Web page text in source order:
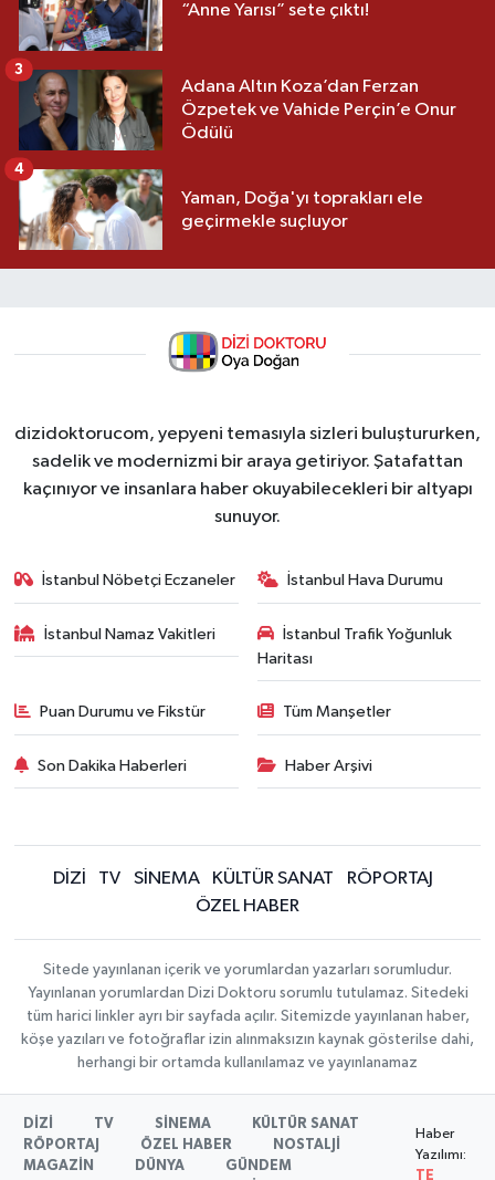
“Anne Yarısı” sete çıktı!
Adana Altın Koza’dan Ferzan
Özpetek ve Vahide Perçin’e Onur
Ödülü
3
Yaman, Doğa'yı toprakları ele
geçirmekle suçluyor
4
dizidoktorucom, yepyeni temasıyla sizleri buluştururken,
sadelik ve modernizmi bir araya getiriyor. Şatafattan
kaçınıyor ve insanlara haber okuyabilecekleri bir altyapı
sunuyor.
İstanbul Nöbetçi Eczaneler İstanbul Hava Durumu
İstanbul Namaz Vakitleri
İstanbul Trafik Yoğunluk
Haritası
Puan Durumu ve Fikstür Tüm Manşetler
Son Dakika Haberleri Haber Arşivi
DİZİ TV SİNEMA KÜLTÜR SANAT
RÖPORTAJ
ÖZEL HABER
Sitede yayınlanan içerik ve yorumlardan yazarları sorumludur.
Yayınlanan yorumlardan Dizi Doktoru sorumlu tutulamaz. Sitedeki
tüm harici linkler ayrı bir sayfada açılır. Sitemizde yayınlanan haber,
köşe yazıları ve fotoğraflar izin alınmaksızın kaynak gösterilse dahi,
herhangi bir ortamda kullanılamaz ve yayınlanamaz
DİZİ TV SİNEMA
KÜLTÜR SANAT
RÖPORTAJ
ÖZEL HABER
NOSTALJİ
MAGAZİN
DÜNYA GÜNDEM
Haber
Yazılımı:
TE